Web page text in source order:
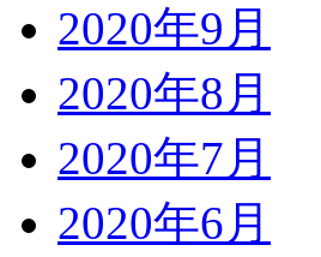
2020年9月
2020年8月
2020年7月
2020年6月